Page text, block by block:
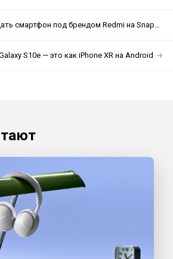
под брендом Redmi на Snapdragon 855
S10e — это как iPhone XR на Android